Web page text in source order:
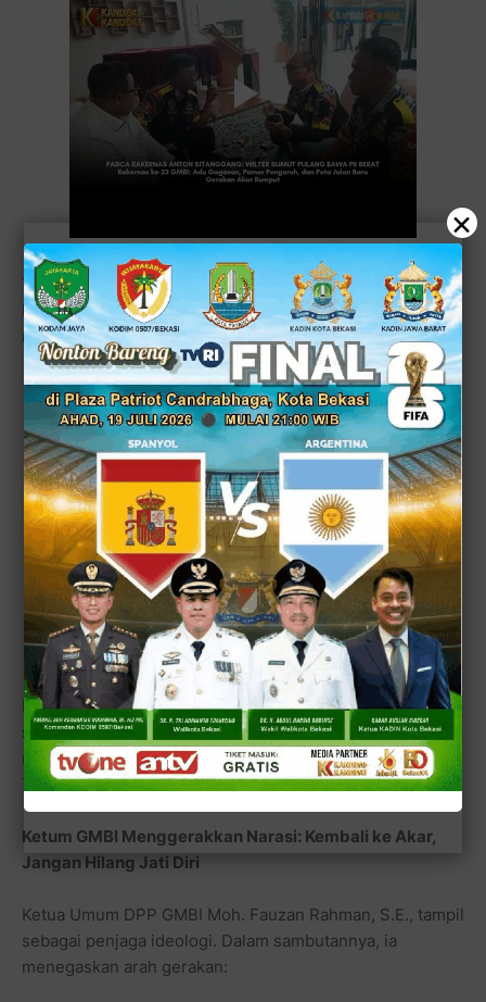
Tidak berhenti di situ, sejumlah tokoh lintas lembaga juga
hadir, membentuk layaknya “panel super” yang
menyuntikkan legitimasi sekaligus ekspektasi:
Staf Ahli Kominfo Bidang Sosial Ekonomi Budaya,
Raden Wijaya Kusuma Wardana
Perwakilan Mabes Polri, Kombes Pol. Aji Indra
Dwiyatma, S.I.K.
Kepala BIN Daerah (Kabinda) Jawa Barat, Brigjen TNI
Raden Toto Oktaviana
Tokoh Budaya Galuh Pajajaran & Dewan Kehormatan
GMBI, KGP Ramlan Samsuri, S.E., CLA., CPLA
Guru Besar UPI & Dewan Pakar DPP GMBI, Prof.
Cecep Darmawan
Dengan komposisi narasumber sekuat ini, Rakernas
seolah mengirim sinyal bahwa GMBI sedang berupaya
memperluas jejaring politik, budaya, hingga keamanan.
Tidak sekadar konsolidasi internal.
Ketum GMBI Menggerakkan Narasi: Kembali ke Akar,
Jangan Hilang Jati Diri
Ketua Umum DPP GMBI Moh. Fauzan Rahman, S.E., tampil
sebagai penjaga ideologi. Dalam sambutannya, ia
menegaskan arah gerakan:
×